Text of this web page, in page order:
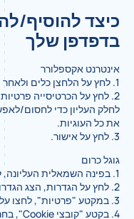
בדפדפן שלך
אינטרנט אקספלורר
1. לחץ על הלחצן כלים ולאחר מכן לחץ על אפשרויות אינטרנט;
2. לחץ על הכרטיסייה
לחלק העליון כדי לחסום/
את כל העוגיות.
3. לחץ על אישור.
גוגל כרום
1. בפינה השמאלית העליונה, לחץ על התפריט;
2. לחץ על הגדרות, הצג הגדרות מתקדמות;
3. במקטע "פרטיות", לחצו על הגדרות תוכן;
4. בקטע "קובצי Cookie", בחר את ההגדרה המועדפת עליך.